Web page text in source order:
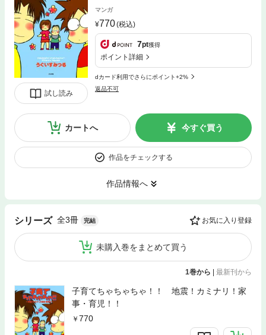
試し読み
マンガ
770(税込)
7pt獲得
ポイント詳細
dカード利用でさらにポイント+2%
返品不可
カートへ 今すぐ買う
作品をチェックする
作品情報へ
シリーズ 全3冊 完結 お気に入り登録
未購入巻をまとめて買う
1巻から | 最新刊から
子育てちゃちゃちゃ！！ 地震！カミナリ！家
事・育児！！
770